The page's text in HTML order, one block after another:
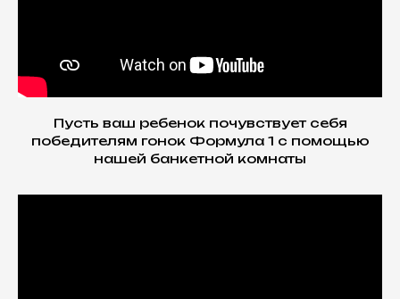
Пусть ваш ребенок почувствует себя
победителям гонок Формула 1 с помощью
нашей банкетной комнаты